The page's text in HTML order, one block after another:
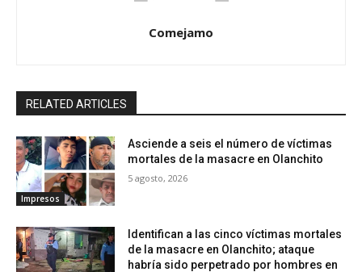
Comejamo
RELATED ARTICLES
Impresos
Asciende a seis el número de víctimas
mortales de la masacre en Olanchito
5 agosto, 2026
Identifican a las cinco víctimas mortales
de la masacre en Olanchito; ataque
habría sido perpetrado por hombres en